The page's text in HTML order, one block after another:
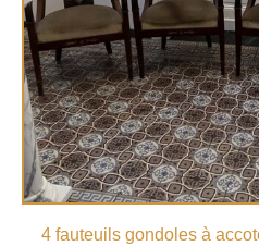
4 fauteuils gondoles à